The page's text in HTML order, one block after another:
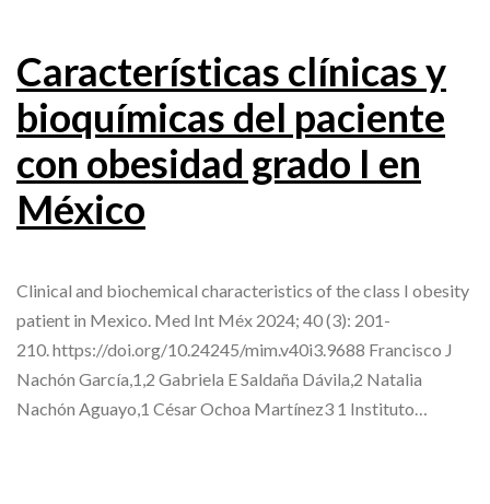
Características clínicas y
bioquímicas del paciente
con obesidad grado I en
México
Clinical and biochemical characteristics of the class I obesity
patient in Mexico. Med Int Méx 2024; 40 (3): 201-
210. https://doi.org/10.24245/mim.v40i3.9688 Francisco J
Nachón García,1,2 Gabriela E Saldaña Dávila,2 Natalia
Nachón Aguayo,1 César Ochoa Martínez3 1 Instituto…